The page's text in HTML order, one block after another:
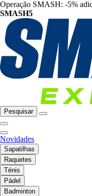
Operação SMASH: -5%
SMASH5
Pesquisar
Novidades
Sapatilhas
Raquetes
Ténis
Pádel
Badminton